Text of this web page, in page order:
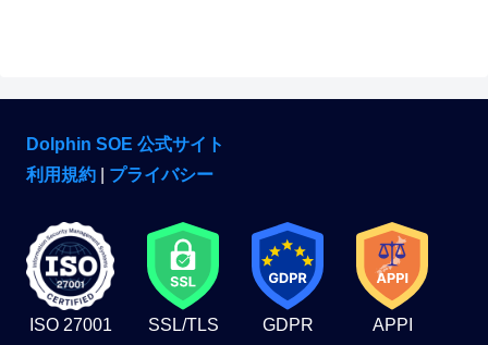
Dolphin SOE 公式サイト
利用規約
プライバシー
ISO 27001 SSL/TLS GDPR APPI